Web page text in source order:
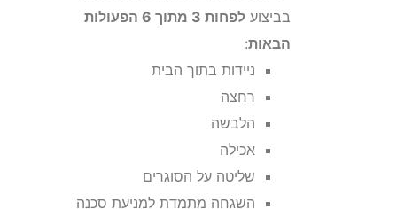
בביצוע
לפחות 3 מתוך 6 הפעולות
הבאות:
ניידות בתוך הבית
רחצה
הלבשה
אכילה
שליטה על הסוגרים
השגחה מתמדת למניעת סכנה